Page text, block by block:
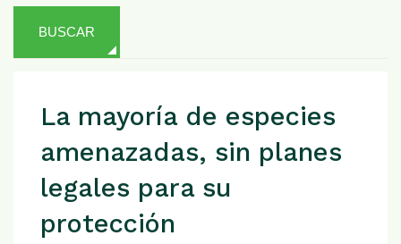
BUSCAR
La mayoría de especies
amenazadas, sin planes
legales para su
protección